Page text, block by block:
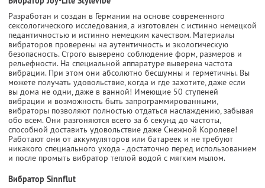
Разработан и создан в Германии на основе современного
сексологического исследования, а изготовлен с истинно немецкой
педантичностью и истинно немецким качеством. Материалы
вибраторов проверены на аутентичность и экологическую
безопасность. Строго выверено соблюдение форм, размеров и
рельефности. На специальной аппаратуре выверена частота
вибрации. При этом они абсолютно бесшумны и герметичны. Вы
можете получать удовольствие, когда и где захотите, даже если
вы дома не одни, даже в ванной! Имеющие 50 ступеней
вибрации и возможность быть запрограммированными,
вибраторы позволяют полностью отдаться наслаждению, забывая
обо всем. Они разгоняются всего за 6 секунд до частоты,
способной доставить удовольствие даже Снежной Королеве!
Работают они от аккумуляторов или батареек и не требуют
никакого специального ухода - достаточно перед использованием
и после промыть вибратор теплой водой с мягким мылом.
Вибратор Sinnflut